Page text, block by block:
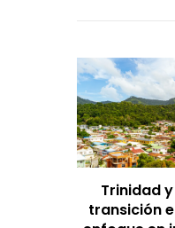
Trinidad
transición